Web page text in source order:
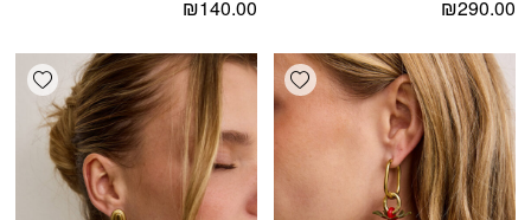
₪290.00
₪140.00
Add wishlist